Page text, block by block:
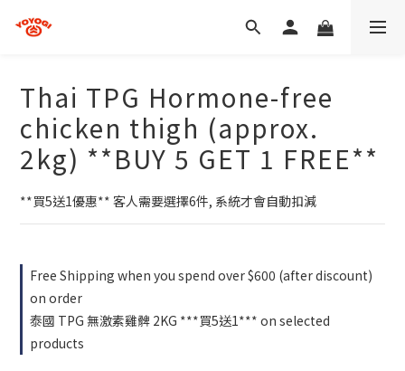
Thai TPG Hormone-free
chicken thigh (approx.
2kg) **BUY 5 GET 1 FREE**
**買5送1優惠** 客人需要選擇6件, 系統才會自動扣減
Free Shipping when you spend over $600 (after discount)
on order
泰國 TPG 無激素雞髀 2KG ***買5送1*** on selected
products